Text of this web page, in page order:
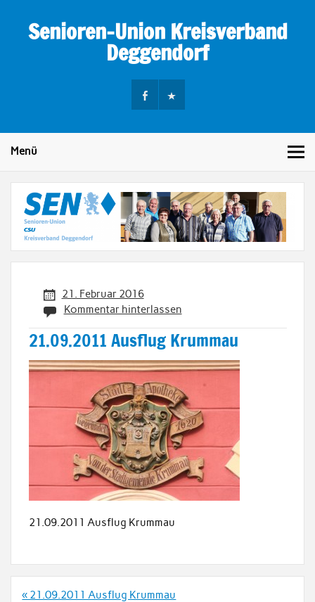
contentSenioren-Union Kreisverband
Deggendorf
Menü
21. Februar 2016
Kommentar hinterlassen
21.09.2011 Ausflug Krummau
21.09.2011 Ausflug Krummau
Beitrags-
« 21.09.2011 Ausflug Krummau